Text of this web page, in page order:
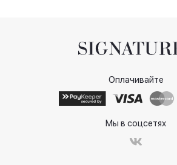
Оплачивайте
Мы в соцсетях